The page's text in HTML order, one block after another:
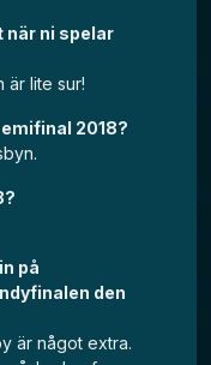
när ni spelar
är lite sur!
2018?
på
den
är något extra.